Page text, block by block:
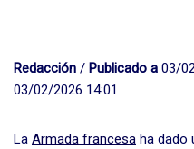
Redacción / Publicado a 03/
03/02/2026 14:01
La Armada francesa ha dado